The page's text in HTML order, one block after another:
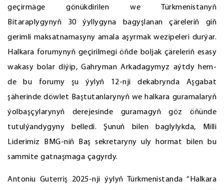
geçirmäge gönükdirilen we Türkmenistanyň
Bitaraplygynyň 30 ýyllygyna bagyşlanan çäreleriň giň
gerimli maksatnamasyny amala aşyrmak wezipeleri durýar.
Halkara forumynyň geçirilmegi öňde boljak çäreleriň esasy
wakasy bolar diýip, Gahryman Arkadagymyz aýtdy hem-
de bu forumy şu ýylyň 12-nji dekabrynda Aşgabat
şäherinde döwlet Baştutanlarynyň we halkara guramalaryň
ýolbaşçylarynyň derejesinde guramagyň göz öňünde
tutulýandygyny belledi. Şunuň bilen baglylykda, Milli
Liderimiz BMG-niň Baş sekretaryny uly hormat bilen bu
sammite gatnaşmaga çagyrdy.
Antoniu Guterriş 2025-nji ýylyň Türkmenistanda “Halkara